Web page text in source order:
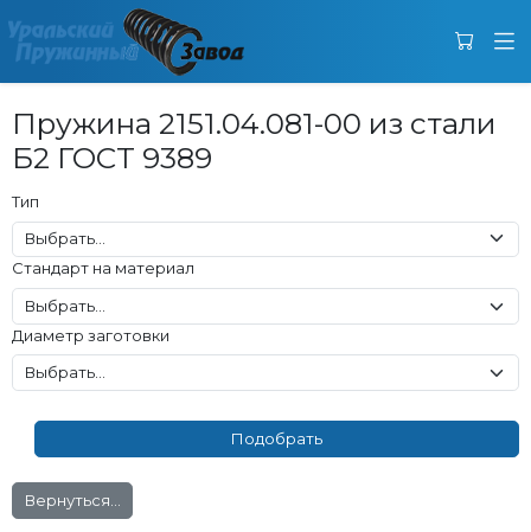
Пружина 2151.04.081-00 из стали
Б2 ГОСТ 9389
Тип
Стандарт на материал
Диаметр заготовки
Вернуться...